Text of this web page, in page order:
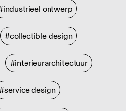
ontwerp
#collectible design
#interieurarchitectuur
#service design